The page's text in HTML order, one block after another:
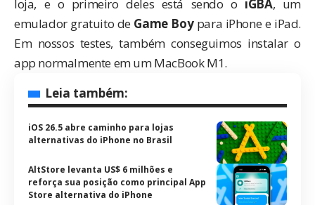
loja, e o primeiro deles está sendo o iGBA, um
emulador gratuito de Game Boypara iPhone e iPad.
Em nossos testes, também conseguimos instalar o
app normalmente em um MacBook M1.
Leia também:
iOS 26.5 abre caminho para lojas
alternativas do iPhone no Brasil
AltStore levanta US$ 6 milhões e
reforça sua posição como principal App
Store alternativa do iPhone